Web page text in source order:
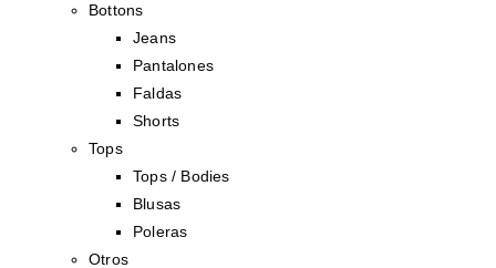
Bottons
Jeans
Pantalones
Faldas
Shorts
Tops
Tops / Bodies
Blusas
Poleras
Otros